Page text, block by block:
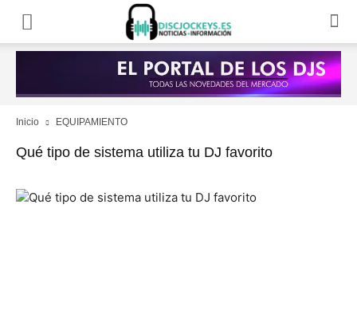
Inicio EQUIPAMIENTO
Qué tipo de sistema utiliza tu DJ favorito